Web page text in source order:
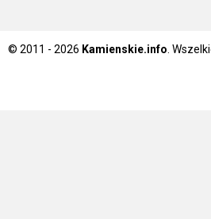
© 2011 - 2026 Kamienskie.info .